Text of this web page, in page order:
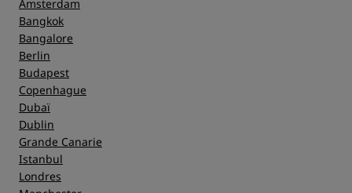
Service
Amsterdam
Bangkok
Bangalore
Berlin
Budapest
Copenhague
Dubaï
Dublin
Grande Canarie
Istanbul
Londres